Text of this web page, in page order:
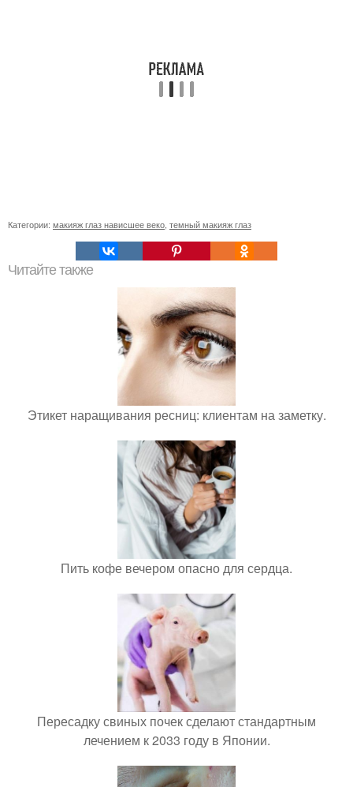
Категории: макияж глаз нависшее веко, темный макияж глаз
Читайте также
Этикет наращивания ресниц: клиентам на заметку.
Пить кофе вечером опасно для сердца.
Пересадку свиных почек сделают стандартным
лечением к 2033 году в Японии.